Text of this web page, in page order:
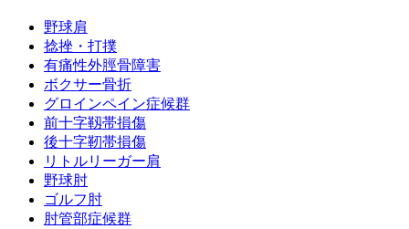
野球肩
捻挫・打撲
有痛性外脛骨障害
ボクサー骨折
グロインペイン症候群
前十字靱帯損傷
後十字靭帯損傷
リトルリーガー肩
野球肘
ゴルフ肘
肘管部症候群